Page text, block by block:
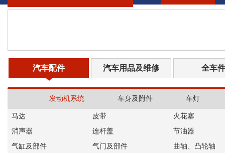
汽车配件 汽车用品及维修 全车件
发动机系统 车身及附件 车灯
马达 皮带
火花塞
消声器
连杆盖
节油器
气缸及部件
气门及部件
曲轴、凸轮轴